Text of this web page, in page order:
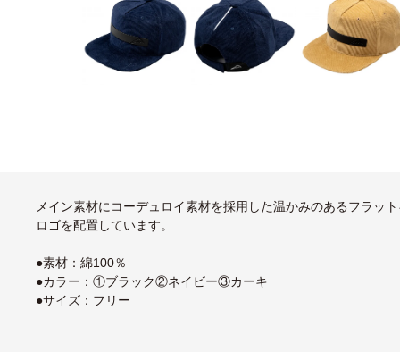
メイン素材にコーデュロイ素材を採用した温かみのあるフラッ
ロゴを配置しています。
●素材：綿100％
●カラー：①ブラック②ネイビー③カーキ
●サイズ：フリー